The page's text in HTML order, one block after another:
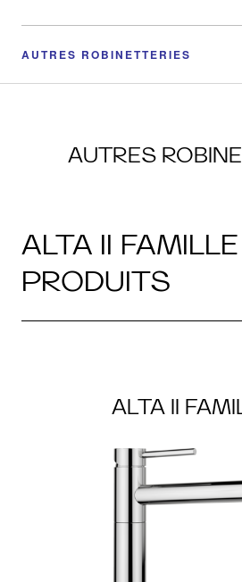
AUTRES ROBINETTERIES
AUTRES
ALTA II
PRODUITS
ALTA II